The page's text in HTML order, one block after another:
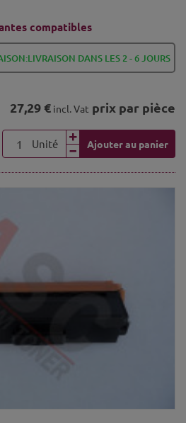
compatibles
DANS LES 2 - 6 JOURS
27,29 € incl. Vat prix par pièce
Unité Ajouter au panier